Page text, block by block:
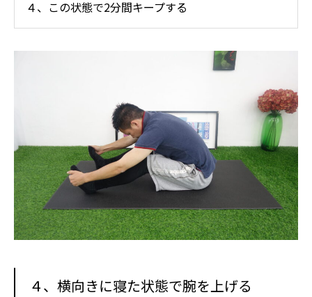
４、この状態で2分間キープする
４、横向きに寝た状態で腕を上げる